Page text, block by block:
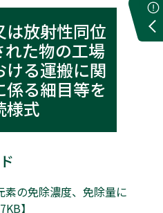
は放射性同位
た物の工場
ける運搬に関
係る細目等を
様式
の免除濃度、免除量に
】